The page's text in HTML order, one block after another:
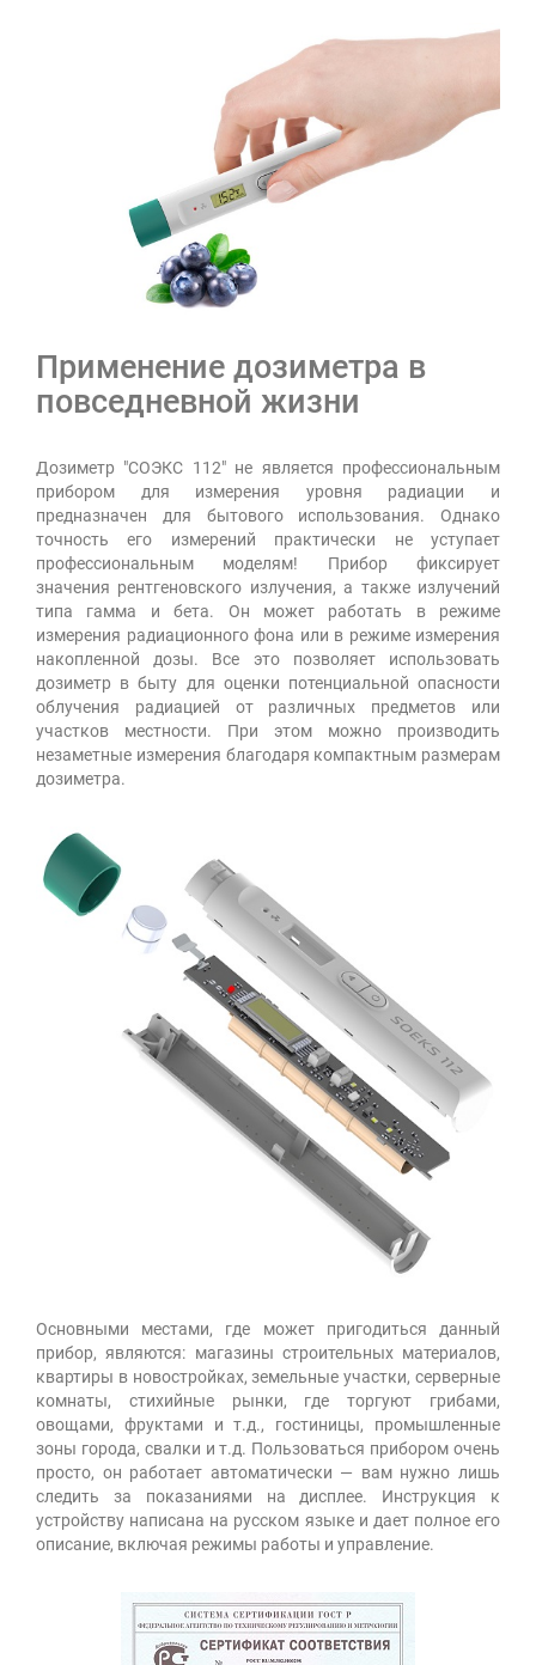
Применение дозиметра в
повседневной жизни
Дозиметр "СОЭКС 112" не является профессиональным
прибором для измерения уровня радиации и
предназначен для бытового использования. Однако
точность его измерений практически не уступает
профессиональным моделям! Прибор фиксирует
значения рентгеновского излучения, а также излучений
типа гамма и бета. Он может работать в режиме
измерения радиационного фона или в режиме измерения
накопленной дозы. Все это позволяет использовать
дозиметр в быту для оценки потенциальной опасности
облучения радиацией от различных предметов или
участков местности. При этом можно производить
незаметные измерения благодаря компактным размерам
дозиметра.
Основными местами, где может пригодиться данный
прибор, являются: магазины строительных материалов,
квартиры в новостройках, земельные участки, серверные
комнаты, стихийные рынки, где торгуют грибами,
овощами, фруктами и т.д., гостиницы, промышленные
зоны города, свалки и т.д. Пользоваться прибором очень
просто, он работает автоматически — вам нужно лишь
следить за показаниями на дисплее. Инструкция к
устройству написана на русском языке и дает полное его
описание, включая режимы работы и управление.